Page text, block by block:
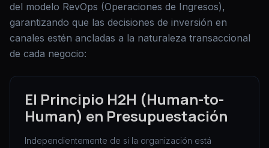
del modelo RevOps (Operaciones de Ingresos),
garantizando que las decisiones de inversión en
canales estén ancladas a la naturaleza transaccional
de cada negocio:
El Principio H2H (Human-to-
Human) en Presupuestación
Independientemente de si la organización está